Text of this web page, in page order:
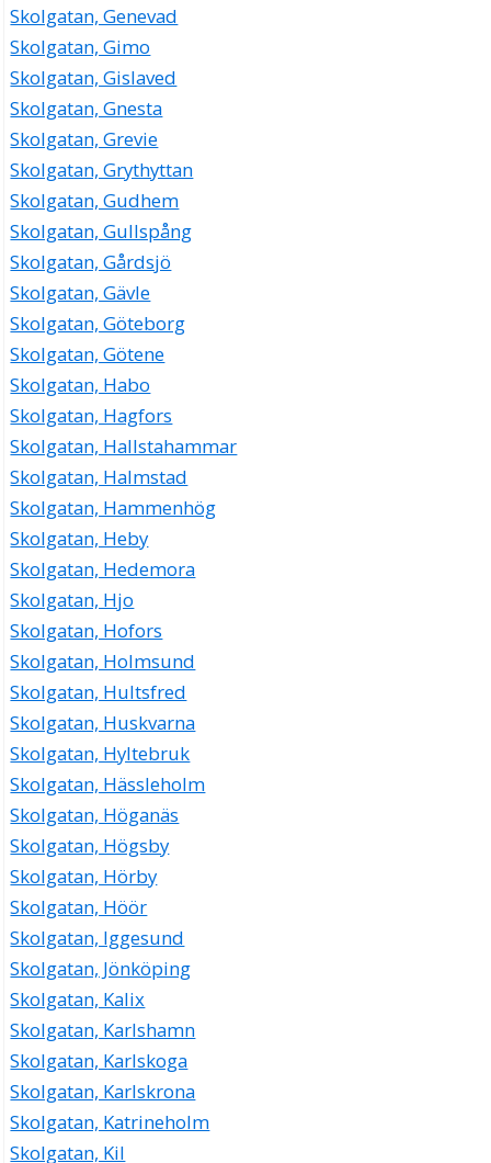
Skolgatan, Genevad
Skolgatan, Gimo
Skolgatan, Gislaved
Skolgatan, Gnesta
Skolgatan, Grevie
Skolgatan, Grythyttan
Skolgatan, Gudhem
Skolgatan, Gullspång
Skolgatan, Gårdsjö
Skolgatan, Gävle
Skolgatan, Göteborg
Skolgatan, Götene
Skolgatan, Habo
Skolgatan, Hagfors
Skolgatan, Hallstahammar
Skolgatan, Halmstad
Skolgatan, Hammenhög
Skolgatan, Heby
Skolgatan, Hedemora
Skolgatan, Hjo
Skolgatan, Hofors
Skolgatan, Holmsund
Skolgatan, Hultsfred
Skolgatan, Huskvarna
Skolgatan, Hyltebruk
Skolgatan, Hässleholm
Skolgatan, Höganäs
Skolgatan, Högsby
Skolgatan, Hörby
Skolgatan, Höör
Skolgatan, Iggesund
Skolgatan, Jönköping
Skolgatan, Kalix
Skolgatan, Karlshamn
Skolgatan, Karlskoga
Skolgatan, Karlskrona
Skolgatan, Katrineholm
Skolgatan, Kil